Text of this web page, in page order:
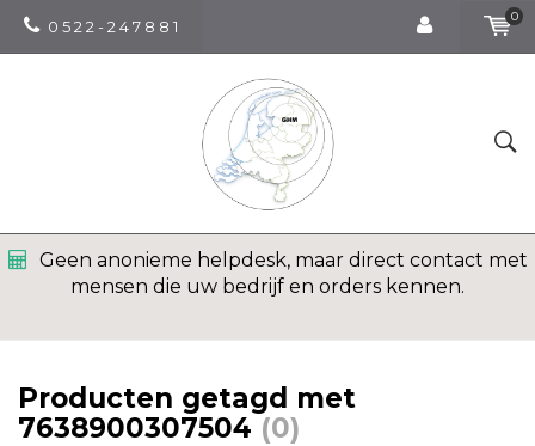
0 5 2 2 - 2 4 7 8 8 1
0
Geen anonieme helpdesk, maar direct contact met
mensen die uw bedrijf en orders kennen.
Producten getagd met
7638900307504 (0)